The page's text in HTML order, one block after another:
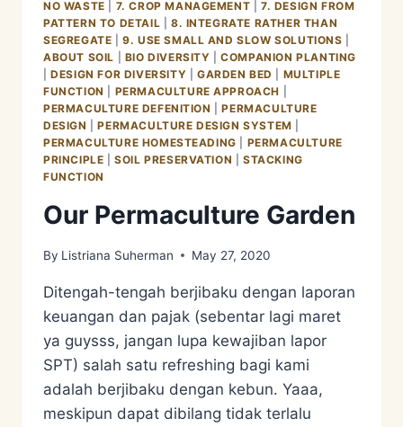
NO WASTE
7. CROP MANAGEMENT |7. DESIGN FROM
PATTERN TO DETAIL
8. INTEGRATE RATHER THAN
SEGREGATE |9. USE SMALL AND SLOW SOLUTIONS
ABOUT SOIL
BIO DIVERSITY |COMPANION PLANTING
|DESIGN FOR DIVERSITY GARDEN BED
MULTIPLE
FUNCTION
PERMACULTURE APPROACH
PERMACULTURE DEFENITION
|PERMACULTURE
DESIGN
|PERMACULTURE DESIGN SYSTEM
PERMACULTURE HOMESTEADING
PERMACULTURE
PRINCIPLE |SOIL PRESERVATION |STACKING
FUNCTION
Our Permaculture Garden
By Listriana Suherman May 27, 2020
Ditengah-tengah berjibaku dengan laporan
keuangan dan pajak (sebentar lagi maret
ya guysss, jangan lupa kewajiban lapor
SPT) salah satu refreshing bagi kami
adalah berjibaku dengan kebun. Yaaa,
meskipun dapat dibilang tidak terlalu